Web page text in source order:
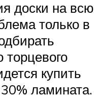
доски на всю
только в
торцевого
купить
ламината.